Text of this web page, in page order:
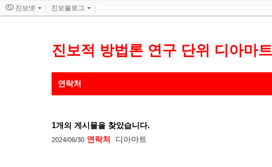
진보적 방법론 연구 단위 디아마트
연락처
1개의 게시물을 찾았습니다.
2024/06/30 연락처 디아마트
진보넷 진보블로그